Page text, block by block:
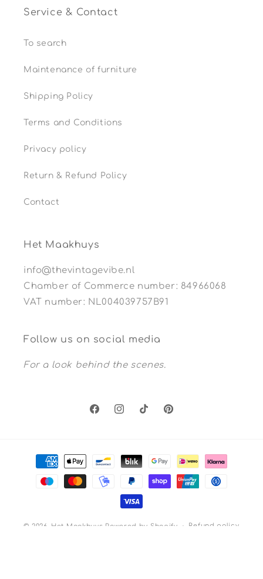
Service & Contact
To search
Maintenance of furniture
Shipping Policy
Terms and Conditions
Privacy policy
Return & Refund Policy
Contact
Het Maakhuys
info@thevintagevibe.nl
Chamber of Commerce number: 84966068
VAT number: NL004039757B91
Follow us on social media
For a look behind the scenes.
FacebookInstagramTikTokPinterest
Payment
methods
© 2026, Het Maakhuys Powered by Shopify Refund policy